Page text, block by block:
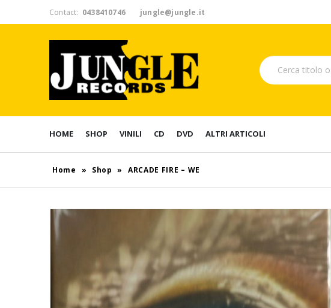
Contact: 0438410746 jungle@jungle.it
HOME SHOP VINILI CD DVD ALTRI ARTICOLI
Home » Shop » ARCADE FIRE – WE